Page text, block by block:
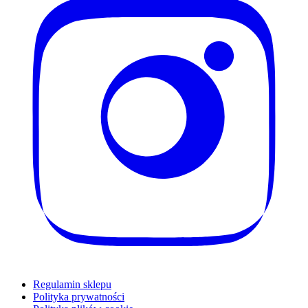
Regulamin sklepu
Polityka prywatności